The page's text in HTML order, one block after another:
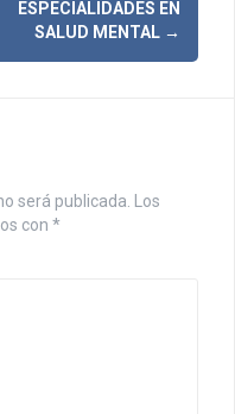
ESPECIALIDADES EN
SALUD MENTAL →
será publicada.
Los
con *